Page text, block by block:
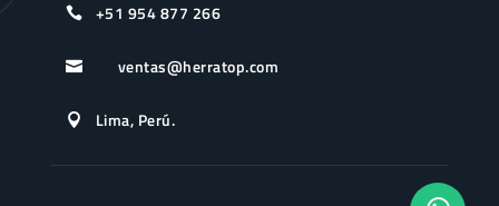
 +51 954 877 266
 ventas@herratop.com
 Lima, Perú.